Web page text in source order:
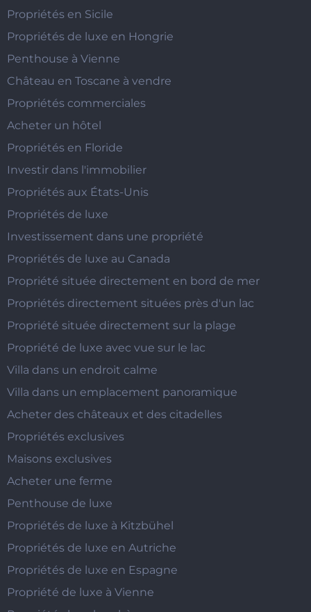
Propriétés en Sicile
Propriétés de luxe en Hongrie
Penthouse à Vienne
Château en Toscane à vendre
Propriétés commerciales
Acheter un hôtel
Propriétés en Floride
Investir dans l'immobilier
Propriétés aux États-Unis
Propriétés de luxe
Investissement dans une propriété
Propriétés de luxe au Canada
Propriété située directement en bord de mer
Propriétés directement situées près d'un lac
Propriété située directement sur la plage
Propriété de luxe avec vue sur le lac
Villa dans un endroit calme
Villa dans un emplacement panoramique
Acheter des châteaux et des citadelles
Propriétés exclusives
Maisons exclusives
Acheter une ferme
Penthouse de luxe
Propriétés de luxe à Kitzbühel
Propriétés de luxe en Autriche
Propriétés de luxe en Espagne
Propriété de luxe à Vienne